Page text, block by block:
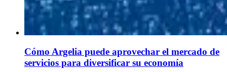
Cómo Argelia puede aprovechar el mercado de
servicios para diversificar su economía